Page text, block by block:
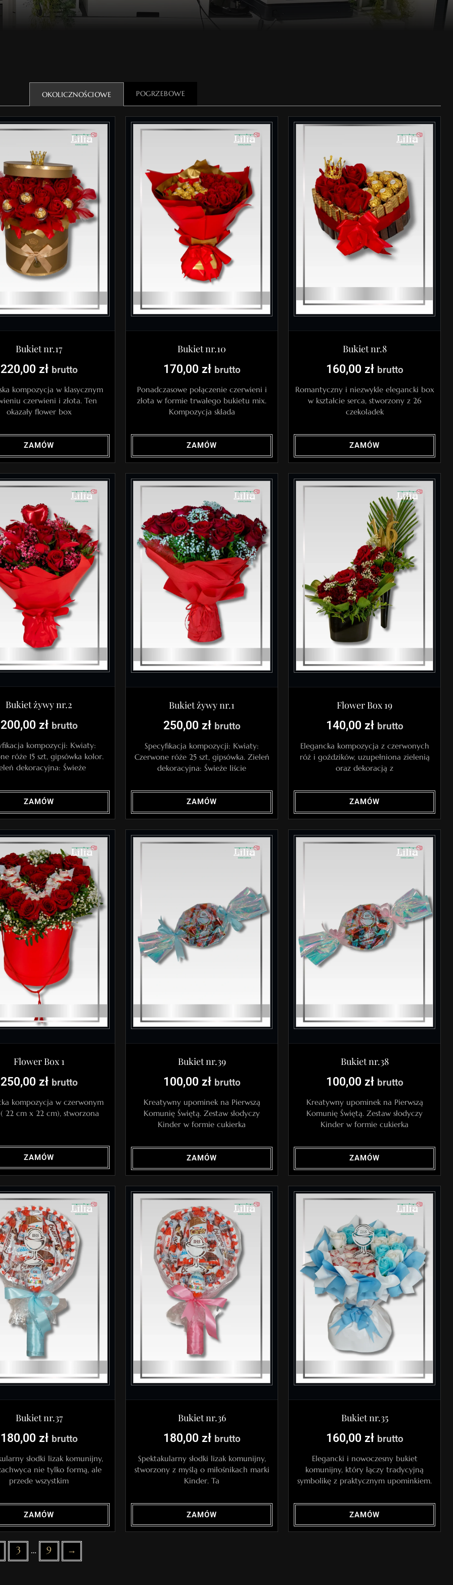
OKOLICZNOŚCIOWE POGRZEBOWE
Bukiet nr.17
220,00 zł brutto
kompozycja w klasycznym
czerwieni i złota. Ten
okazały flower box
ZAMÓW
Bukiet nr.10
170,00 zł brutto
Ponadczasowe połączenie czerwieni i
złota w formie trwałego bukietu mix.
Kompozycja składa
ZAMÓW
Bukiet nr.8
160,00 zł brutto
Romantyczny i niezwykle elegancki box
w kształcie serca, stworzony z 26
czekoladek
ZAMÓW
Bukiet żywy nr.2
200,00 zł brutto
kompozycji: Kwiaty:
róże 15 szt, gipsówka kolor.
dekoracyjna: Świeże
ZAMÓW
Bukiet żywy nr.1
250,00 zł brutto
Specyfikacja kompozycji: Kwiaty:
Czerwone róże 25 szt, gipsówka. Zieleń
dekoracyjna: Świeże liście
ZAMÓW
Flower Box 19
140,00 zł brutto
Elegancka kompozycja z czerwonych
róż i goździków, uzupełniona zielenią
oraz dekoracją z
ZAMÓW
Flower Box 1
250,00 zł brutto
kompozycja w czerwonym
22 cm x 22 cm), stworzona
ZAMÓW
Bukiet nr.39
100,00 zł brutto
Kreatywny upominek na Pierwszą
Komunię Świętą. Zestaw słodyczy
Kinder w formie cukierka
ZAMÓW
Bukiet nr.38
100,00 zł brutto
Kreatywny upominek na Pierwszą
Komunię Świętą. Zestaw słodyczy
Kinder w formie cukierka
ZAMÓW
Bukiet nr.37
180,00 zł brutto
słodki lizak komunijny,
nie tylko formą, ale
przede wszystkim
ZAMÓW
Bukiet nr.36
180,00 zł brutto
Spektakularny słodki lizak komunijny,
stworzony z myślą o miłośnikach marki
Kinder. Ta
ZAMÓW
Bukiet nr.35
160,00 zł brutto
Elegancki i nowoczesny bukiet
komunijny, który łączy tradycyjną
symbolikę z praktycznym upominkiem.
ZAMÓW
3 … 9 →